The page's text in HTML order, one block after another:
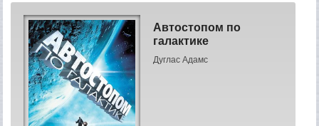
Автостопом по
галактике
Дуглас Адамс